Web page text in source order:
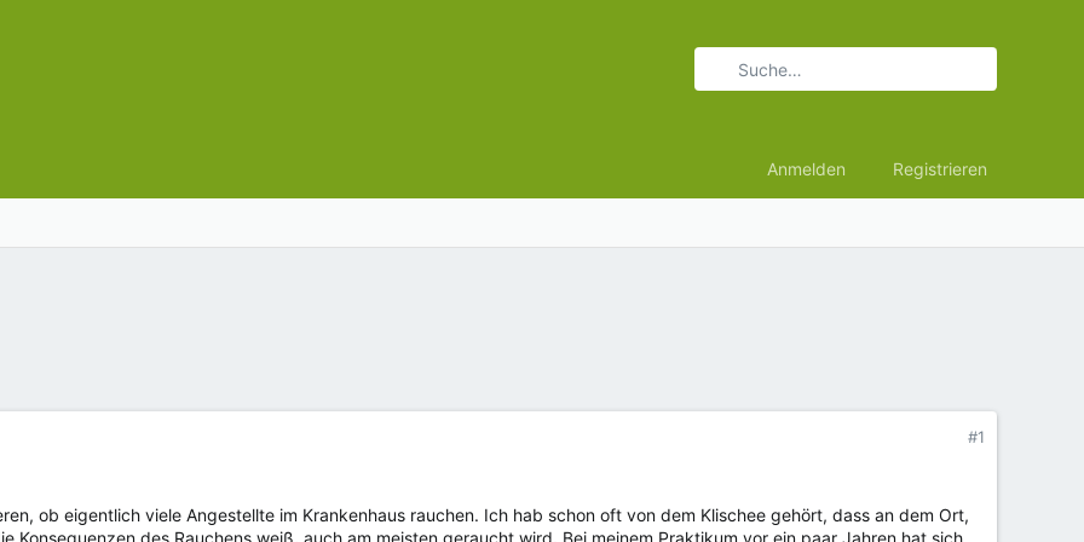
Anmelden Registrieren
#1
ob eigentlich viele Angestellte im Krankenhaus rauchen. Ich hab schon oft von dem Klischee gehört, dass an dem Ort,
Konsequenzen des Rauchens weiß, auch am meisten geraucht wird. Bei meinem Praktikum vor ein paar Jahren hat sich